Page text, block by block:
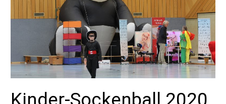
Kinder-Sockenball 2020